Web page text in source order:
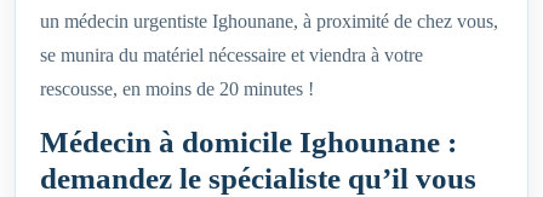
un médecin urgentiste Ighounane, à proximité de chez vous,
se munira du matériel nécessaire et viendra à votre
rescousse, en moins de 20 minutes !
Médecin à domicile Ighounane :
demandez le spécialiste qu’il vous